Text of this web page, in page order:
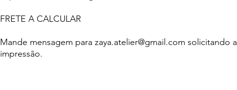
FRETE A CALCULAR
Mande mensagem para zaya.atelier@gmail.com solicitando a
impressão.